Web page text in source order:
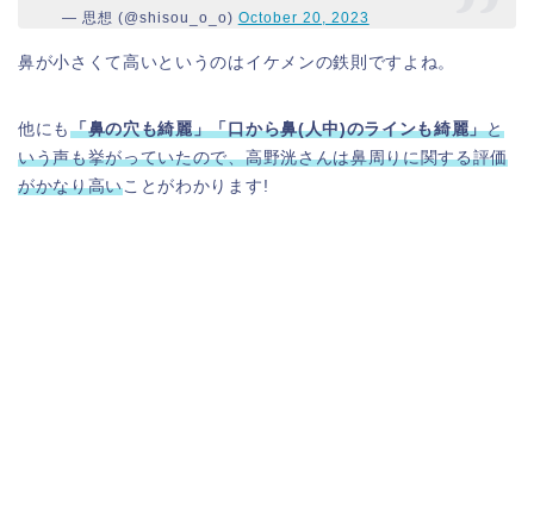
— 思想 (@shisou_o_o) October 20, 2023
鼻が小さくて高いというのはイケメンの鉄則ですよね。
他にも「鼻の穴も綺麗」「口から鼻(人中)のラインも綺麗」と
いう声も挙がっていたので、高野洸さんは鼻周りに関する評価
がかなり高いことがわかります!